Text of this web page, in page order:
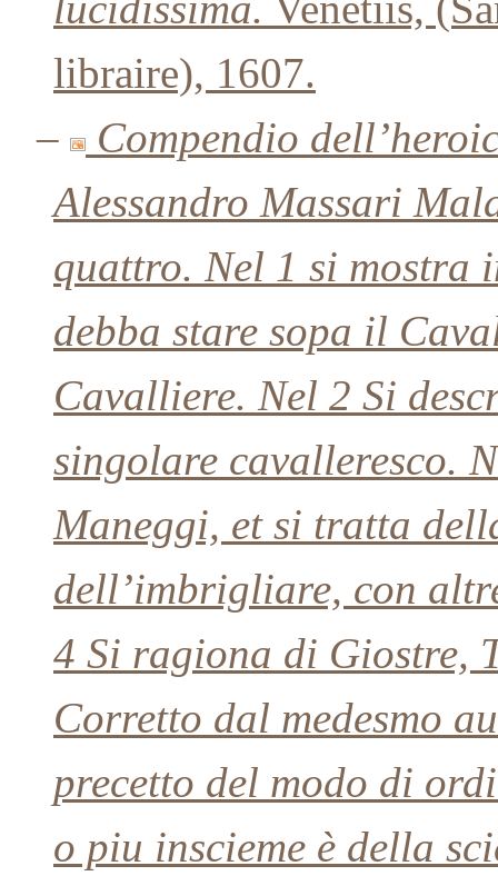
libraire), 1607.
–
Compendio
Alessandro Massari
quattro. Nel 1 si mostra
debba stare sopa il
Cavalliere. Nel 2 Si
singolare cavalleresco.
Maneggi, et si tratta
dell’imbrigliare, con
4 Si ragiona di Giostre,
Corretto dal medesmo
precetto del modo di
o piu inscieme è della